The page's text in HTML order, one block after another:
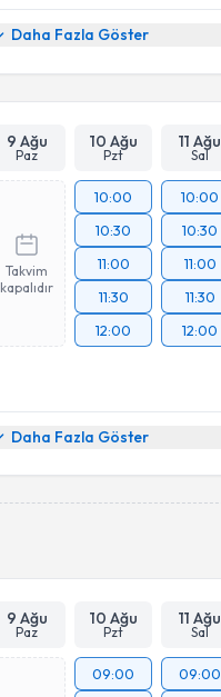
Daha Fazla Göster
9 Ağu
Paz
10 Ağu
Pzt
11 Ağu
Sal
Takvim
kapalıdır
10:00
10:30
11:00
11:30
12:00
10:00
10:30
11:00
11:30
12:00
Daha Fazla Göster
9 Ağu
Paz
10 Ağu
Pzt
11 Ağu
Sal
09:00
09:00